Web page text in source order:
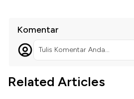
Komentar
Tulis Komentar Anda...
Related Articles